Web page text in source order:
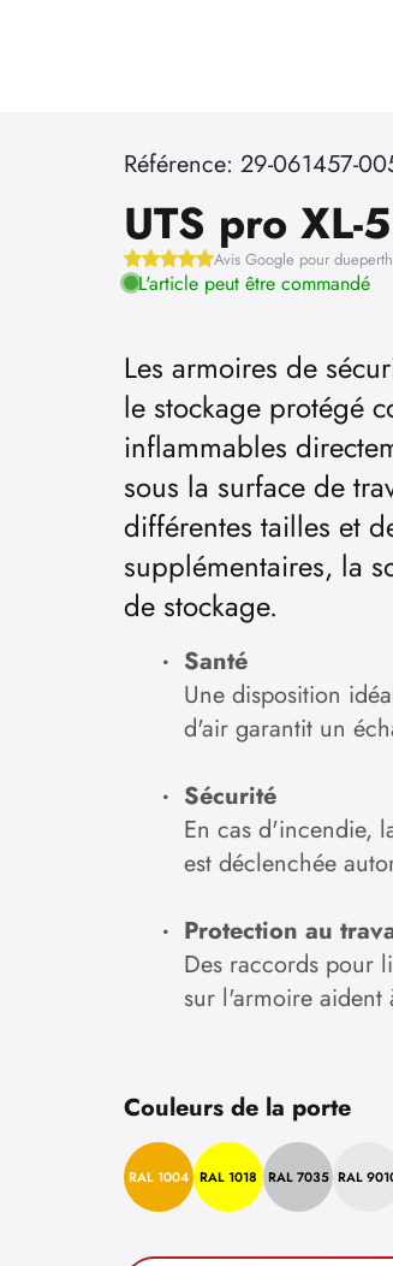
Référence: 29-061457-
UTS pro XL-5
Avis Google pour
L'article peut être commandé
Les armoires de
le stockage protégé
inflammables
sous la surface de
différentes tailles et
supplémentaires, la
de stockage.
Santé
Une disposition
d'air garantit un
Sécurité
En cas d'incendie,
est déclenchée
Protection au
Des raccords pour
sur l'armoire
Couleurs de la porte
RAL 1004 RAL 1018 RAL 7035 RAL